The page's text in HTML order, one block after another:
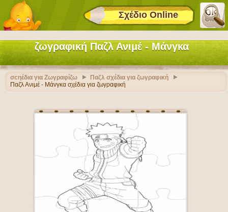
Σχέδιο Online
ζωγραφική Παζλ Ανιμέ - Μάνγκα
σcηέδια για Ζωγραφίζω
Παζλ σχέδια για ζωγραφική
Παζλ Ανιμέ - Μάνγκα σχέδια για ζωγραφική